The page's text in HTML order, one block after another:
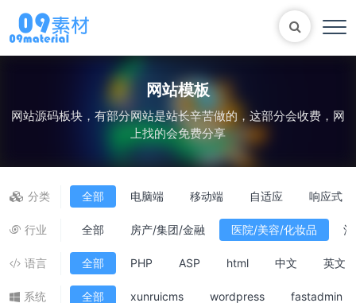
Bootstrap 表单 尼尔机械纪元 轮播
知识库
网站模板
网站源码板块，有部分网站是站长辛苦做的，这部分会收费，网
上找的会免费分享
分类 全部 电脑端 移动端 自适应 响应式
行业 全部 房产/集团/金融 医院/美容/化妆品
语言 全部 PHP ASP html 中文 英文
系统 全部 xunruicms wordpress fastadmin